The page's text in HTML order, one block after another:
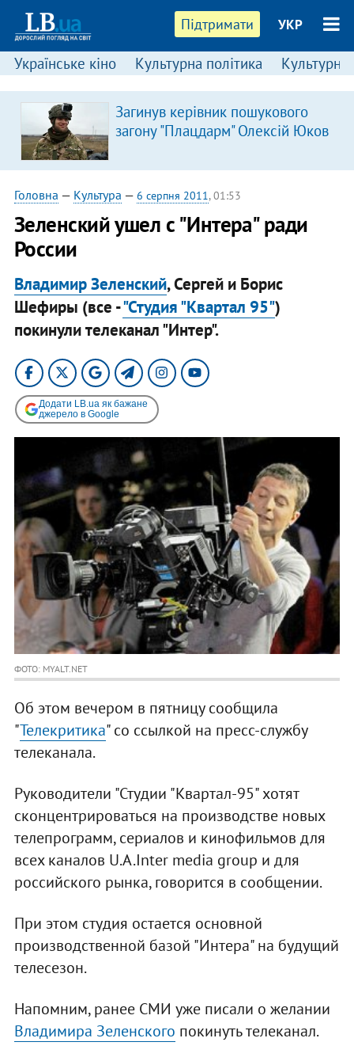
Підтримати УКР
Українське кіно Культурна політика Культурні
Загинув керівник пошукового
загону "Плацдарм" Олексій Юков
Головна — Культура — 6 серпня 2011, 01:53
Зеленский ушел с "Интера" ради
России
Владимир Зеленский, Сергей и Борис
Шефиры (все -"Студия "Квартал 95")
покинули телеканал "Интер".
Додати LB.ua як бажане
джерело в Google
ФОТО: MYALT.NET
Об этом вечером в пятницу сообщила
"Телекритика" со ссылкой на пресс-службу
телеканала.
Руководители "Студии "Квартал-95" хотят
сконцентрироваться на производстве новых
телепрограмм, сериалов и кинофильмов для
всех каналов U.A.Inter media group и для
российского рынка, говорится в сообщении.
При этом студия остается основной
производственной базой "Интера" на будущий
телесезон.
Напомним, ранее СМИ уже писали о желании
Владимира Зеленского покинуть телеканал.